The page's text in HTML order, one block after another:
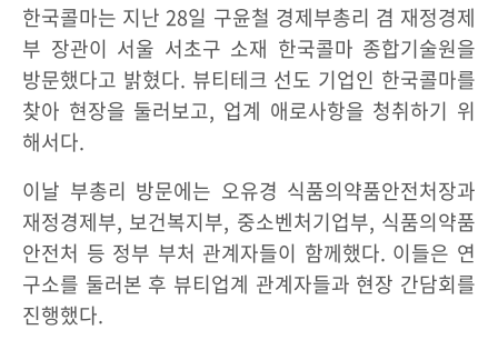
한국콜마는 지난 28일 구윤철 경제부총리 겸 재정경제
부 장관이 서울 서초구 소재 한국콜마 종합기술원을
방문했다고 밝혔다. 뷰티테크 선도 기업인 한국콜마를
찾아 현장을 둘러보고, 업계 애로사항을 청취하기 위
해서다.
이날 부총리 방문에는 오유경 식품의약품안전처장과
재정경제부, 보건복지부, 중소벤처기업부, 식품의약품
안전처 등 정부 부처 관계자들이 함께했다. 이들은 연
구소를 둘러본 후 뷰티업계 관계자들과 현장 간담회를
진행했다.